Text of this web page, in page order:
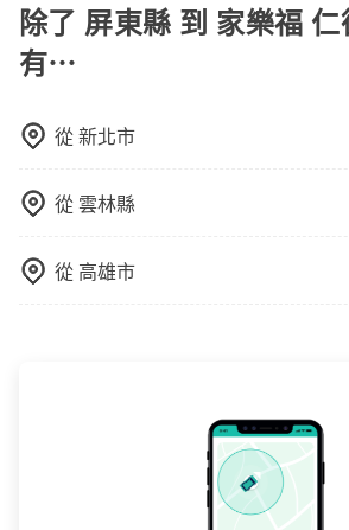
並事先透過官網的線上客服洽詢，確
公里內，需額外支付 200 元，且每個
鐘。加點費用可以在乘車當天下車前
您選擇「計時包車」，中途需要加點
除了 屏東縣 到 家樂福
有⋯
從新北市
從雲林縣
從 高雄市